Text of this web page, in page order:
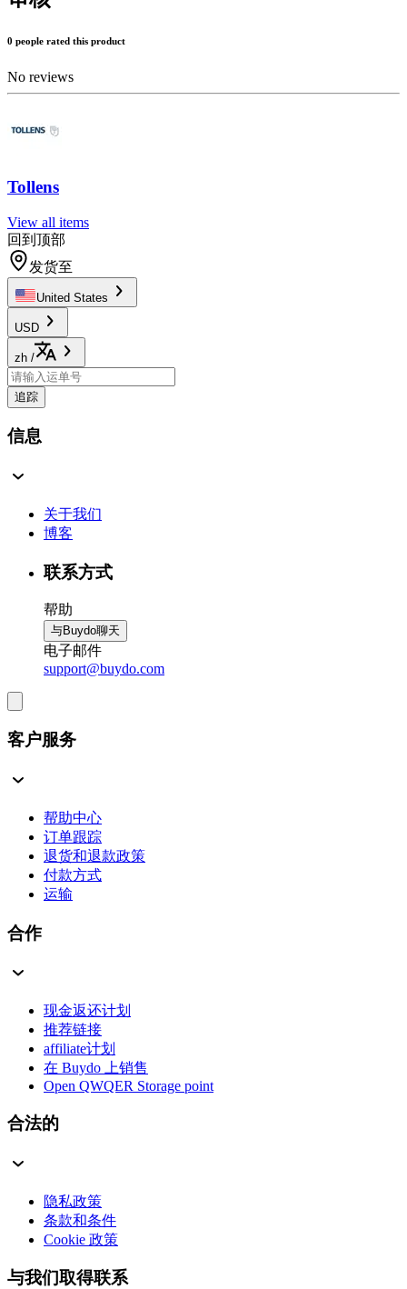
0 people rated this product
No reviews
Tollens
View all items
回到顶部
发货至
United States
USD
zh /
追踪
信息
关于我们
博客
联系方式
帮助
与Buydo聊天
电子邮件
support@buydo.com
客户服务
帮助中心
订单跟踪
退货和退款政策
付款方式
运输
合作
现金返还计划
推荐链接
affiliate计划
在 Buydo 上销售
Open QWQER Storage point
合法的
隐私政策
条款和条件
Cookie 政策
与我们取得联系